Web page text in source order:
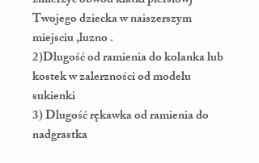
Twojego dziecka w naiszerszym
miejsciu ,luzno .
2)Dlugość od ramienia do kolanka lub
kostek w zalerzności od modelu
sukienki
3) Dlugość rękawka od ramienia do
nadgrastka